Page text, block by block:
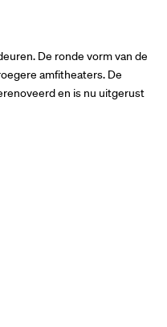
De ronde vorm van de
amfitheaters. De
en is nu uitgerust